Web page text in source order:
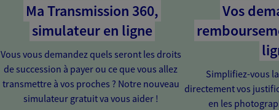
Ma Transmission 360,
simulateur en ligne
Vous vous demandez quels seront les droits
de succession à payer ou ce que vous allez
transmettre à vos proches ? Notre nouveau
simulateur gratuit va vous aider !
Vos
Simplifiez-vous
directement vos
en les